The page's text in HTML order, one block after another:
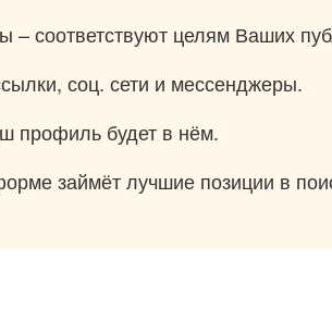
соответствуют целям Ваших
соц. сети и мессенджеры.
профиль будет в нём.
займёт лучшие позиции в